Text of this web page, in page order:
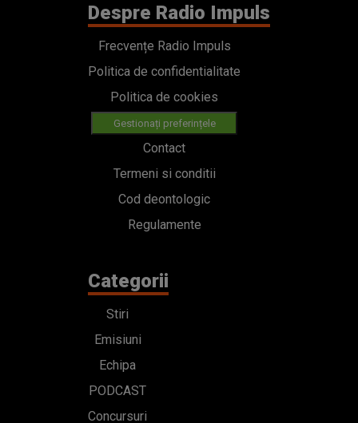
Despre Radio Impuls
Frecvențe Radio Impuls
Politica de confidentialitate
Politica de cookies
Gestionați preferințele
Contact
Termeni si conditii
Cod deontologic
Regulamente
Categorii
Stiri
Emisiuni
Echipa
PODCAST
Concursuri